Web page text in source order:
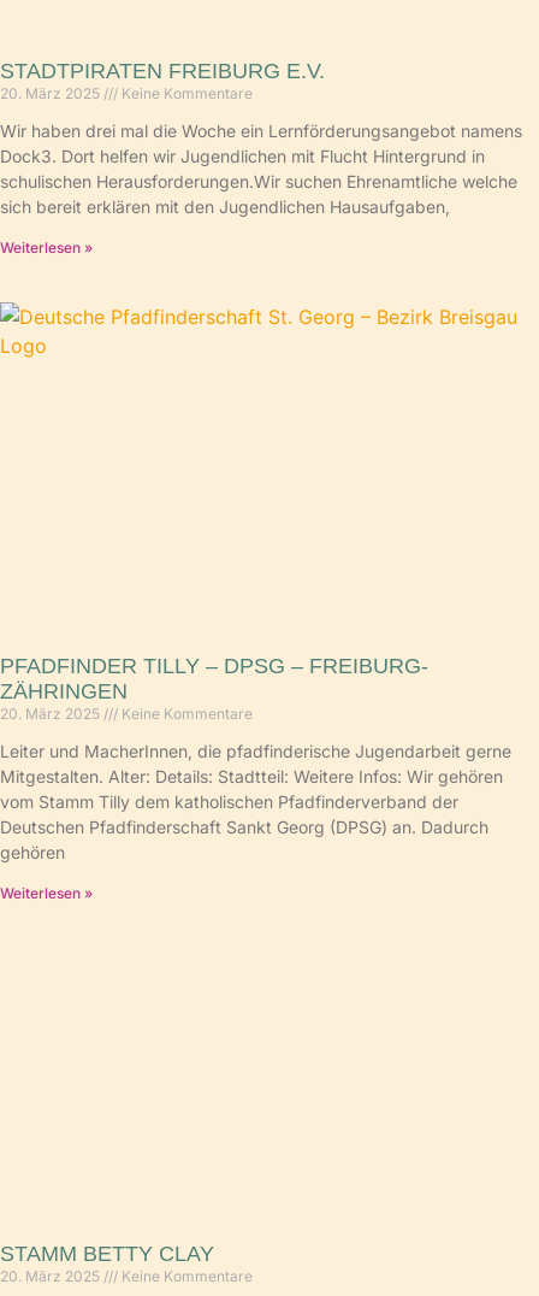
STADTPIRATEN FREIBURG E.V.
20. März 2025 Keine Kommentare
Wir haben drei mal die Woche ein Lernförderungsangebot namens
Dock3. Dort helfen wir Jugendlichen mit Flucht Hintergrund in
schulischen Herausforderungen.Wir suchen Ehrenamtliche welche
sich bereit erklären mit den Jugendlichen Hausaufgaben,
Weiterlesen »
PFADFINDER TILLY – DPSG – FREIBURG-
ZÄHRINGEN
20. März 2025 Keine Kommentare
Leiter und MacherInnen, die pfadfinderische Jugendarbeit gerne
Mitgestalten. Alter: Details: Stadtteil: Weitere Infos: Wir gehören
vom Stamm Tilly dem katholischen Pfadfinderverband der
Deutschen Pfadfinderschaft Sankt Georg (DPSG) an. Dadurch
gehören
Weiterlesen »
STAMM BETTY CLAY
20. März 2025 Keine Kommentare